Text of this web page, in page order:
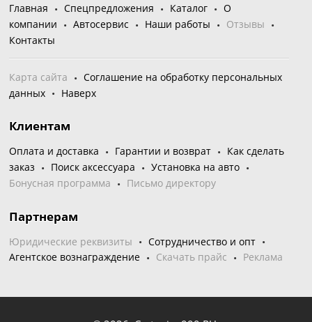
Главная Спецпредложения Каталог
О
компании
Автосервис Наши работы
Отзывы
Контакты
Карта сайта
Соглашение на обработку персональных
данных
Наверх
Клиентам
Оплата и доставка Гарантии и возврат
Как сделать
заказ
Поиск аксессуара
Установка на авто
Бонусная программа
Письмо директору
Партнерам
Юридические реквизиты
Сотрудничество и опт
Агентское вознаграждение
Скачать прайс Реклама